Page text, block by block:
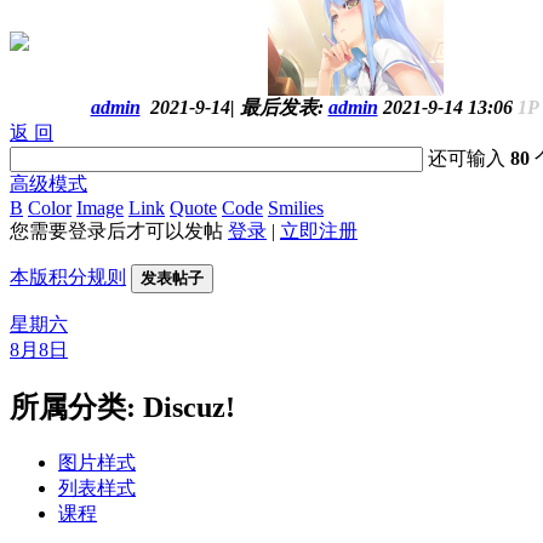
admin 2021-9-14| 最后发表: admin 2021-9-14 13:06 1P
返 回
还可输入80
高级模式
B Color Image Link Quote Code Smilies
您需要登录后才可以发帖 登录 | 立即注册
本版积分规则 发表帖子
星期六
8月8日
所属分类: Discuz!
图片样式
列表样式
课程